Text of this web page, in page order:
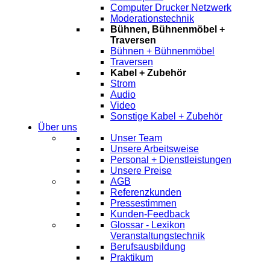
Computer Drucker Netzwerk
Moderationstechnik
Bühnen, Bühnenmöbel +
Traversen
Bühnen + Bühnenmöbel
Traversen
Kabel + Zubehör
Strom
Audio
Video
Sonstige Kabel + Zubehör
Über uns
Unser Team
Unsere Arbeitsweise
Personal + Dienstleistungen
Unsere Preise
AGB
Referenzkunden
Pressestimmen
Kunden-Feedback
Glossar - Lexikon
Veranstaltungstechnik
Berufsausbildung
Praktikum